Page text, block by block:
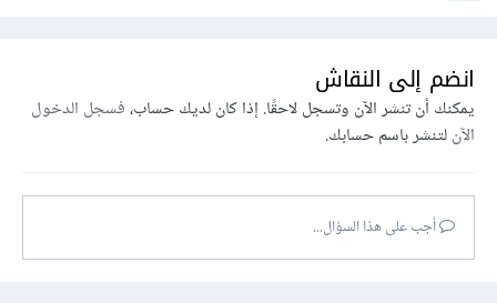
انضم إلى النقاش
يمكنك أن تنشر الآن وتسجل لاحقًا. إذا كان لديك حساب،فسجل الدخول
الآنلتنشر باسم حسابك.
أجب على هذا السؤال...